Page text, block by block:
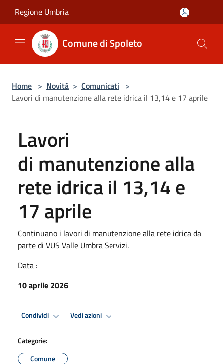
Regione Umbria
Comune di Spoleto
Home > Novità > Comunicati >
Lavori di manutenzione alla rete idrica il 13,14 e 17 aprile
Lavori
di manutenzione alla
rete idrica il 13,14 e
17 aprile
Continuano i lavori di manutenzione alla rete idrica da
parte di VUS Valle Umbra Servizi.
Data :
10 aprile 2026
Condividi Vedi azioni
Categorie:
Comune